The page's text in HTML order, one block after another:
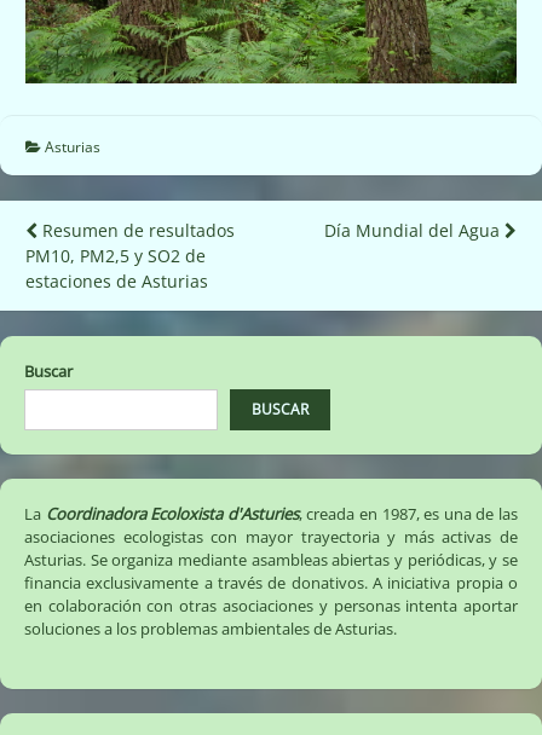
Asturias
Navegación
de
entradas
Resumen de resultados
PM10, PM2,5 y SO2 de
estaciones de Asturias
Día Mundial del Agua
Buscar
BUSCAR
La Coordinadora Ecoloxista d'Asturies, creada en 1987, es una de las
asociaciones ecologistas con mayor trayectoria y más activas de
Asturias. Se organiza mediante asambleas abiertas y periódicas, y se
financia exclusivamente a través de donativos. A iniciativa propia o
en colaboración con otras asociaciones y personas intenta aportar
soluciones a los problemas ambientales de Asturias.